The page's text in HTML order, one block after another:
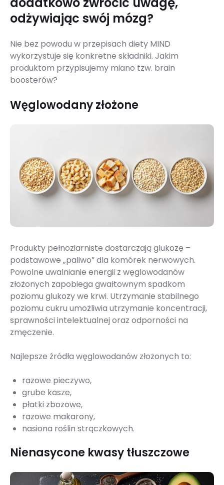
odżywiając swój mózg?
Nie bez powodu w przepisach diety MIND
wykorzystuje się konkretne składniki. Jakim
produktom przypisujemy miano tzw. brain
boosterów?
Węglowodany złożone
Produkty pełnoziarniste dostarczają glukozę –
podstawowe „paliwo” dla komórek nerwowych.
Powolne uwalnianie energii z węglowodanów
złożonych zapobiega gwałtownym spadkom
poziomu glukozy we krwi. Utrzymanie stabilnego
poziomu cukru umożliwia utrzymanie koncentracji,
sprawności intelektualnej oraz odporności na
zmęczenie.
Najlepsze źródła węglowodanów złożonych to:
razowe pieczywo,
grube kasze,
płatki zbożowe,
razowe makarony,
nasiona roślin strączkowych.
Nienasycone kwasy tłuszczowe